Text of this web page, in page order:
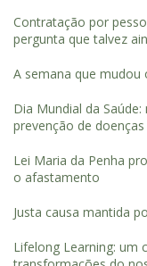
Contratação por
pergunta que talvez
A semana que mudou
Dia Mundial da
prevenção de doenças
Lei Maria da Penha
o afastamento
Justa causa mantida
Lifelong Learning: um